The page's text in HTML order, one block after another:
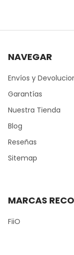
NAVEGAR
Envíos y
Garantías
Nuestra Tienda
Blog
Reseñas
Sitemap
MARCAS
FiiO